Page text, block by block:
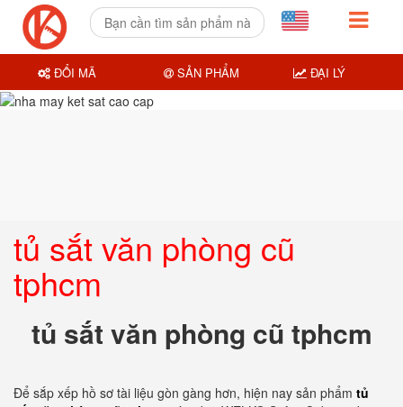
tủ sắt văn phòng cũ
tphcm
tủ sắt văn phòng cũ tphcm
Để sắp xếp hồ sơ tài liệu gòn gàng hơn, hiện nay sản phẩm tủ
ĐỔI MÃ SẢN PHẨM ĐẠI LÝ